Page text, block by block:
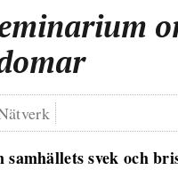
svek och